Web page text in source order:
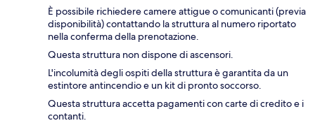
È possibile richiedere camere attigue o comunicanti (previa
disponibilità) contattando la struttura al numero riportato
nella conferma della prenotazione.
Questa struttura non dispone di ascensori.
L'incolumità degli ospiti della struttura è garantita da un
estintore antincendio e un kit di pronto soccorso.
Questa struttura accetta pagamenti con carte di credito e i
contanti.